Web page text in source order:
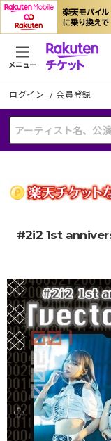
ログイン /会員登録
メニュー
#2i2 1st